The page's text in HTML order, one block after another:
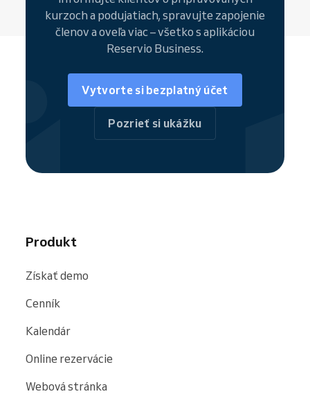
kurzoch a podujatiach, spravujte zapojenie
členov a oveľa viac – všetko s aplikáciou
Reservio Business.
Vytvorte si bezplatný účet
Pozrieť si ukážku
Produkt
Získať demo
Cenník
Kalendár
Online rezervácie
Webová stránka